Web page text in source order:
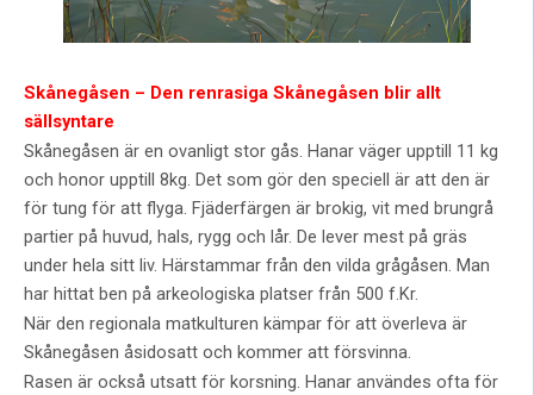
Skånegåsen – Den renrasiga Skånegåsen blir allt
sällsyntare
Skånegåsen är en ovanligt stor gås. Hanar väger upptill 11 kg
och honor upptill 8kg. Det som gör den speciell är att den är
för tung för att flyga. Fjäderfärgen är brokig, vit med brungrå
partier på huvud, hals, rygg och lår. De lever mest på gräs
under hela sitt liv. Härstammar från den vilda grågåsen. Man
har hittat ben på arkeologiska platser från 500 f.Kr.
När den regionala matkulturen kämpar för att överleva är
Skånegåsen åsidosatt och kommer att försvinna.
Rasen är också utsatt för korsning. Hanar användes ofta för